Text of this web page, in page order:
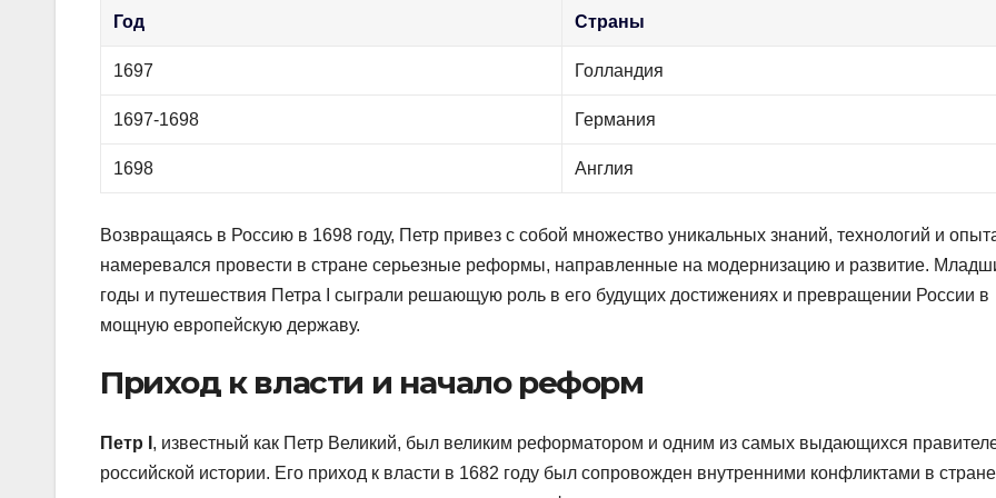
Год Страны
1697 Голландия
1697-1698 Германия
1698 Англия
Возвращаясь в Россию в 1698 году, Петр привез с собой множество уникальных знаний, технологий и
намеревался провести в стране серьезные реформы, направленные на модернизацию и развитие.
годы и путешествия Петра I сыграли решающую роль в его будущих достижениях и превращении России в
мощную европейскую державу.
Приход к власти и начало реформ
Петр I , известный как Петр Великий, был великим реформатором и одним из самых выдающихся
российской истории. Его приход к власти в 1682 году был сопровожден внутренними конфликтами в